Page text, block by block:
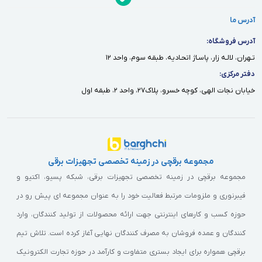
مشاهده قیمت هر کدام از آن ها وارد
تجهیزات شبکه شوید. از مشخصات اتصالات آگاه شوید و ان ها را باهم
مقایسه نمایید تا بهترین انتخاب را داشته باشید. همچنین شما
همکاران و فروشندگان عزیز برای خرید عمده اتصالات شبکه با بهترین
کیستون تلفن 4️⃣ کیستون شبکه
اتصالات شبکه چیست؟
هر وسیله
ای که واسطه اتصال به شبکه بشود را اتصالات شبکه میگویند
آدرس ما
آدرس فروشگاه:
تـهران، لالـه زار، پاسـاژ اتحـاديه، طبقه سوم، واحد ١٢
دفتر مركزى:
خيابان نجات الهى، كوچه خسرو، پلاك٢٧، واحد ٢، طبقه اول
مجموعه برقچی در زمینه تخصصی تجهیزات برقی
مجموعه برقچی در زمینه تخصصی تجهیزات برقی، شبکه پسیو، اکتیو و
فیبرنوری و ملزومات مرتبط فعالیت خود را به عنوان مجموعه ای پیش رو در
حوزه کسب و کارهای اینترنتی جهت ارائه محصولات از تولید کنندگان، وارد
کنندگان و عمده فروشان به مصرف کنندگان نهایی آغاز کرده است. تلاش تیم
برقچی همواره برای ایجاد بستری متفاوت و کارآمد در حوزه تجارت الکترونیک